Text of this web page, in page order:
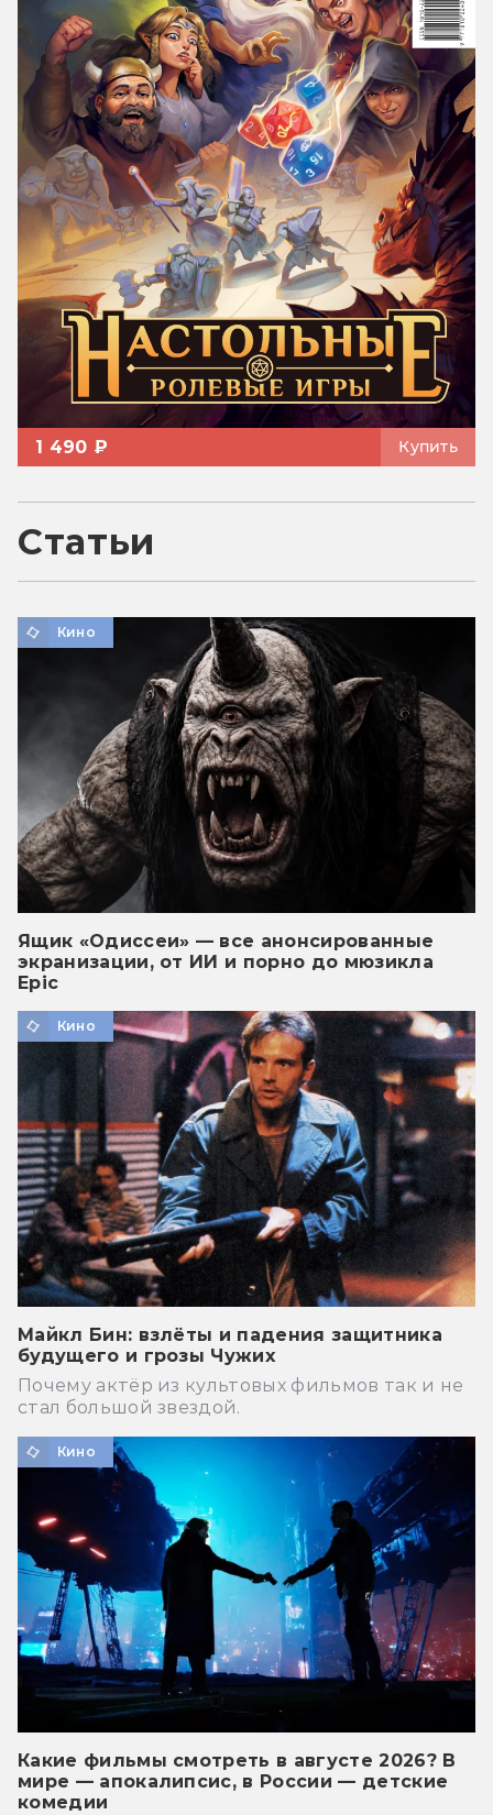
1 490 ₽ Купить
Статьи
Кино
Ящик «Одиссеи» — все анонсированные
экранизации, от ИИ и порно до мюзикла
Epic
Кино
Майкл Бин: взлёты и падения защитника
будущего и грозы Чужих
Почему актёр из культовых фильмов так и не
стал большой звездой.
Кино
Какие фильмы смотреть в августе 2026? В
мире — апокалипсис, в России — детские
комедии